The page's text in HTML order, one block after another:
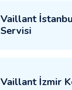
Vaillant
Servisi
Vaillant İzmir